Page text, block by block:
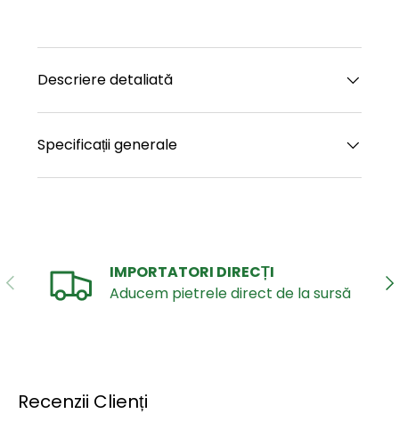
Descriere detaliată
Specificații generale
ANTERIOR
IMPORTATORI DIRECȚI
Aducem pietrele direct de la sursă
Recenzii Clienți